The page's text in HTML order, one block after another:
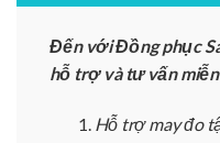
Đến với Đồng phục
hỗ trợ và tư vấn
Hỗ trợ may đo